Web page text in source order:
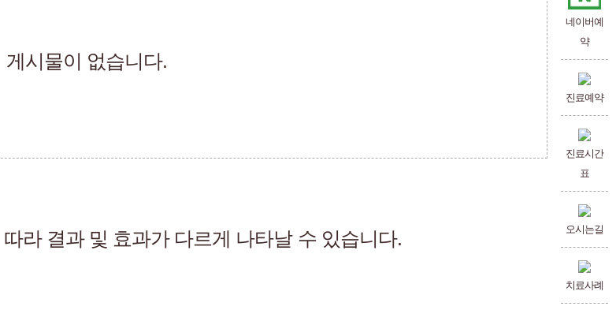
게시물이 없습니다.
라 결과 및 효과가 다르게 나타날 수 있습니다.
네이버예
약
진료예약
진료시간
표
오시는길
치료사례